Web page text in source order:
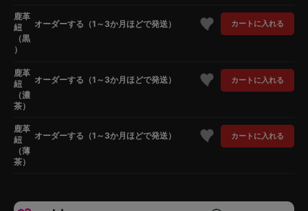
鹿革
紐
（黒
）
オーダーする（1～3か月ほどで発送） カートに入れる
鹿革
紐
（濃
茶）
オーダーする（1～3か月ほどで発送） カートに入れる
鹿革
紐
（薄
茶）
オーダーする（1～3か月ほどで発送） カートに入れる